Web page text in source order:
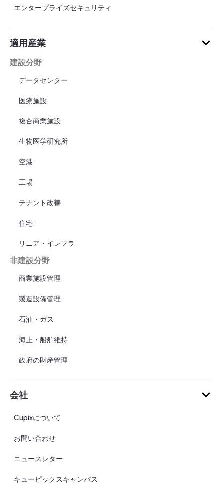
エンタープライズセキュリティ
適用産業
建設分野
データセンター
医療施設
複合商業施設
生物医学研究所
空港
工場
テナント改善
住宅
リニア・インフラ
非建設分野
商業施設管理
製造設備管理
石油・ガス
海上・船舶維持
政府の財産管理
会社
Cupixについて
お問い合わせ
ニュースレター
キューピックスキャンパス